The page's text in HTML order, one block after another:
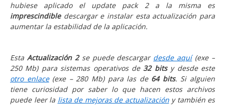
hubiese aplicado el update pack 2 a la misma es
imprescindibledescargar e instalar esta actualización para
aumentar la estabilidad de la aplicación.
Esta Actualización 2se puede descargar desde aquí(exe –
250 Mb) para sistemas operativos de32 bitsy desde este
otro enlace(exe – 280 Mb) para las de 64 bits. Si alguien
tiene curiosidad por saber lo que hacen estos archivos
puede leer la lista de mejoras de actualizacióny también es